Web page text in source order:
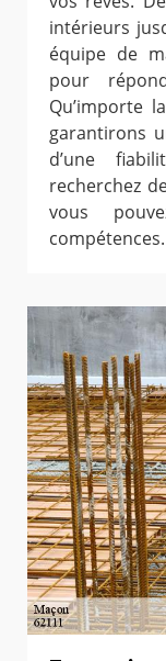
intérieurs
équipe de
pour
Qu’importe
garantirons
d’une
recherchez
vous